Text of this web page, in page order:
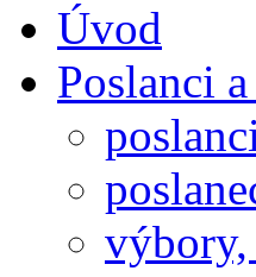
Úvod
Poslanci
výbory,